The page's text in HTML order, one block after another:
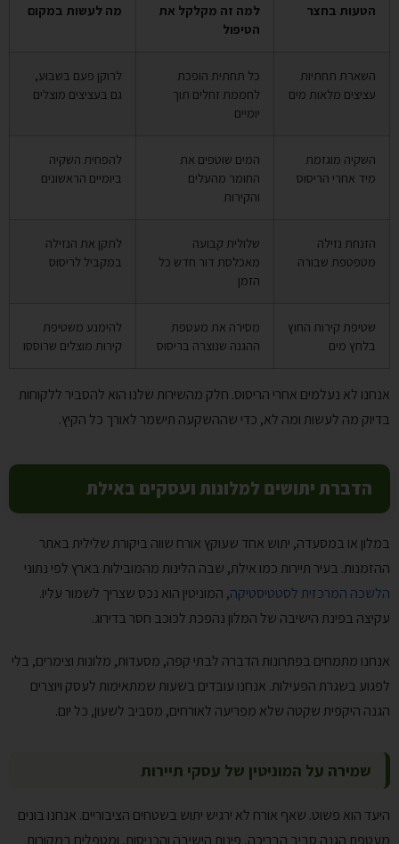
הטעות בחצר
למה זה מקלקל את
הטיפול
מה לעשות במקום
השארת תחתיות
עציצים מלאות מים
כל תחתית הופכת
לחממת זחלים תוך
יומיים
לרוקן פעם בשבוע,
גם בעציצים מוצלים
השקיה מוגזמת
מיד אחרי הריסוס
המים שוטפים את
החומר מהעלים
והקירות
להפחית השקיה
ביומיים הראשונים
הזנחת נזילה
מטפטפת שבורה
שלולית קבועה
מאכלסת דור חדש כל
הזמן
לתקן את הנזילה
במקביל לריסוס
שטיפת קירות החוץ
בלחץ מים
מסירה את מעטפת
ההגנה שנוצרה בריסוס
להימנע משטיפת
קירות מוצלים שרוססו
אנחנו לא נעלמים אחרי הריסוס. חלק מהשירות שלנו הוא להסביר ללקוחות
בדיוק מה לעשות ומה לא, כדי שההשקעה תישמר לאורך כל הקיץ.
הדברת יתושים למלונות ועסקים באילת
במלון או במסעדה, יתוש אחד שעוקץ אורח שווה ביקורת שלילית באתר
ההזמנות. בעיר תיירות כמו אילת, שבה הלינות מהמובילות בארץ לפי נתוני
הלשכה המרכזית לסטטיסטיקה, המוניטין הוא נכס שצריך לשמור עליו.
עקיצה בפינת הישיבה של המלון נהפכת לכוכב חסר בדירוג.
אנחנו מתמחים בפתרונות הדברה לבתי קפה, מסעדות, מלונות וצימרים, בלי
לפגוע בשגרת הפעילות. אנחנו עובדים בשעות שמתאימות לעסק ויוצרים
הגנה היקפית שקטה שלא מפריעה לאורחים, מסביב לשעון, כל יום.
שמירה על המוניטין של עסקי תיירות
היעד הוא פשוט. שאף אורח לא ירגיש יתוש בשטחים הציבוריים. אנחנו בונים
מעטפת הגנה סביב הבריכה, פינות הישיבה והכניסות, ומטפלים במקורות